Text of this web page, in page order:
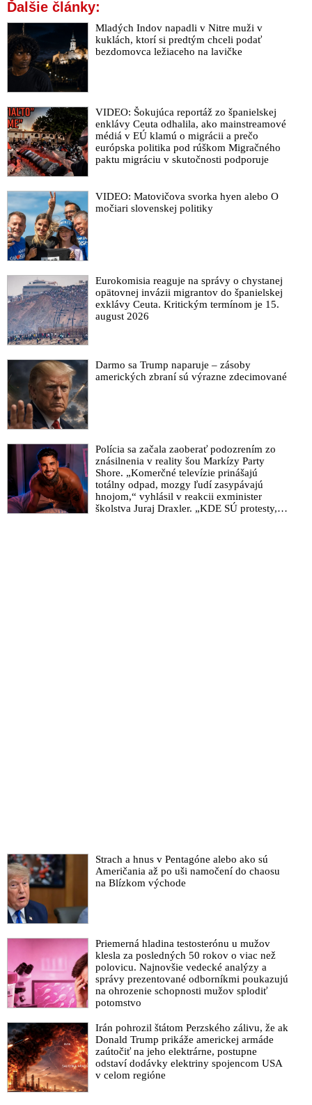
Ďalšie články:
Mladých Indov napadli v Nitre muži v
kuklách, ktorí si predtým chceli podať
bezdomovca ležiaceho na lavičke
VIDEO: Šokujúca reportáž zo španielskej
enklávy Ceuta odhalila, ako mainstreamové
médiá v EÚ klamú o migrácii a prečo
európska politika pod rúškom Migračného
paktu migráciu v skutočnosti podporuje
VIDEO: Matovičova svorka hyen alebo O
močiari slovenskej politiky
Eurokomisia reaguje na správy o chystanej
opätovnej invázii migrantov do španielskej
exklávy Ceuta. Kritickým termínom je 15.
august 2026
Darmo sa Trump naparuje – zásoby
amerických zbraní sú výrazne zdecimované
Polícia sa začala zaoberať podozrením zo
znásilnenia v reality šou Markízy Party
Shore. „Komerčné televízie prinášajú
totálny odpad, mozgy ľudí zasypávajú
hnojom,“ vyhlásil v reakcii exminister
školstva Juraj Draxler. „KDE SÚ protesty,
Strach a hnus v Pentagóne alebo ako sú
Američania až po uši namočení do chaosu
na Blízkom východe
Priemerná hladina testosterónu u mužov
klesla za posledných 50 rokov o viac než
polovicu. Najnovšie vedecké analýzy a
správy prezentované odborníkmi poukazujú
na ohrozenie schopnosti mužov splodiť
potomstvo
Irán pohrozil štátom Perzského zálivu, že ak
Donald Trump prikáže americkej armáde
zaútočiť na jeho elektrárne, postupne
odstaví dodávky elektriny spojencom USA
v celom regióne